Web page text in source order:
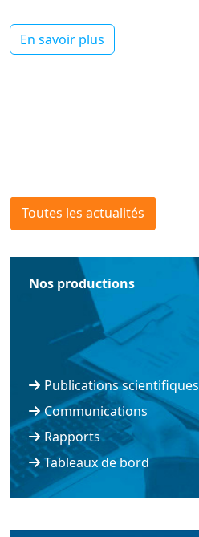
En savoir plus
Toutes les actualités
Nos productions
Publications scientifiques
Communications
Rapports
Tableaux de bord